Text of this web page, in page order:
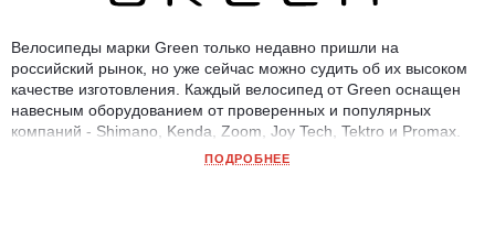
Велосипеды марки Green только недавно пришли на
российский рынок, но уже сейчас можно судить об их высоком
качестве изготовления. Каждый велосипед от Green оснащен
навесным оборудованием от проверенных и популярных
компаний - Shimano, Kenda, Zoom, Joy Tech, Tektro и Promax.
Компания производит доступные по цене велосипеды для всей
ПОДРОБНЕЕ